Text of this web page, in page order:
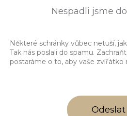
Nespadli jsme
Některé schránky vůbec netuší,
Tak nás poslali do spamu.
postaráme o to, aby vaše zvířátko
Odeslat